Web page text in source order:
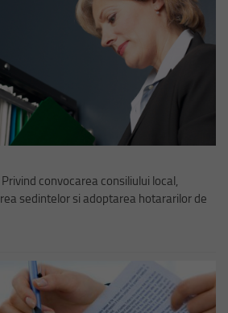
convocarea consiliului local,
sedintelor si adoptarea hotararilor de